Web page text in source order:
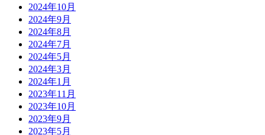
2024年10月
2024年9月
2024年8月
2024年7月
2024年5月
2024年3月
2024年1月
2023年11月
2023年10月
2023年9月
2023年5月